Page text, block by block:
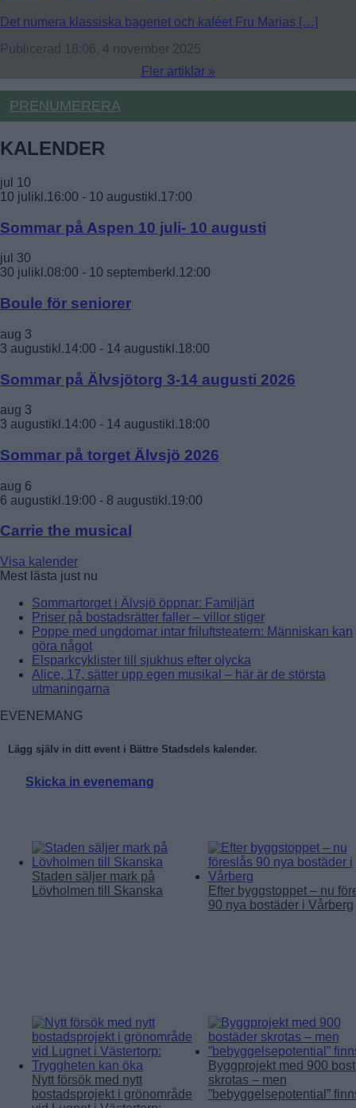
Det numera klassiska bageriet och kaféet Fru Marias […]
Publicerad 18:06, 4 november 2025
Fler artiklar »
PRENUMERERA
KALENDER
jul 10
10 julikl.16:00 - 10 augustikl.17:00
Sommar på Aspen 10 juli- 10 augusti
jul 30
30 julikl.08:00 - 10 septemberkl.12:00
Boule för seniorer
aug 3
3 augustikl.14:00 - 14 augustikl.18:00
Sommar på Älvsjötorg 3-14 augusti 2026
aug 3
3 augustikl.14:00 - 14 augustikl.18:00
Sommar på torget Älvsjö 2026
aug 6
6 augustikl.19:00 - 8 augustikl.19:00
Carrie the musical
Visa kalender
Mest lästa just nu
Sommartorget i Älvsjö öppnar: Familjärt
Priser på bostadsrätter faller – villor stiger
Poppe med ungdomar intar friluftsteatern: Människan kan
göra något
Elsparkcyklister till sjukhus efter olycka
Alice, 17, sätter upp egen musikal – här är de största
utmaningarna
EVENEMANG
Lägg själv in ditt event i Bättre Stadsdels kalender.
Skicka in evenemang
Staden säljer mark på
Lövholmen till Skanska
Efter byggstoppet – nu
90 nya bostäder i Vårberg
Nytt försök med nytt
bostadsprojekt i grönområde
Byggprojekt med 900
skrotas – men
”bebyggelsepotential”